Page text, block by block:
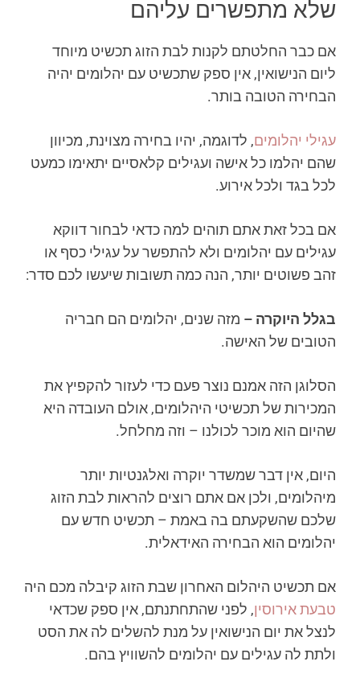
שלא מתפשרים עליהם
אם כבר החלטתם לקנות לבת הזוג תכשיט מיוחד
ליום הנישואין, אין ספק שתכשיט עם יהלומים יהיה
הבחירה הטובה בותר.
עגילי יהלומים, לדוגמה, יהיו בחירה מצוינת, מכיוון
שהם יהלמו כל אישה ועגילים קלאסיים יתאימו כמעט
לכל בגד ולכל אירוע.
אם בכל זאת אתם תוהים למה כדאי לבחור דווקא
עגילים עם יהלומים ולא להתפשר על עגילי כסף או
זהב פשוטים יותר, הנה כמה תשובות שיעשו לכם סדר:
בגלל היוקרה – מזה שנים, יהלומים הם חבריה
הטובים של האישה.
הסלוגן הזה אמנם נוצר פעם כדי לעזור להקפיץ את
המכירות של תכשיטי היהלומים, אולם העובדה היא
שהיום הוא מוכר לכולנו – וזה מחלחל.
היום, אין דבר שמשדר יוקרה ואלגנטיות יותר
מיהלומים, ולכן אם אתם רוצים להראות לבת הזוג
שלכם שהשקעתם בה באמת – תכשיט חדש עם
יהלומים הוא הבחירה האידאלית.
אם תכשיט היהלום האחרון שבת הזוג קיבלה מכם היה
טבעת אירוסין, לפני שהתחתנתם, אין ספק שכדאי
לנצל את יום הנישואין על מנת להשלים לה את הסט
ולתת לה עגילים עם יהלומים להשוויץ בהם.